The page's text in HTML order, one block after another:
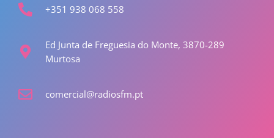
+351 938 068 558
Ed Junta de Freguesia do Monte, 3870-289
Murtosa
comercial@radiosfm.pt